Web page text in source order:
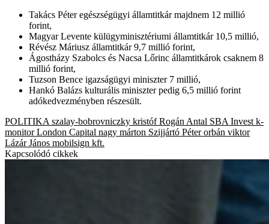
Takács Péter egészségügyi államtitkár majdnem 12 millió
forint,
Magyar Levente külügyminisztériumi államtitkár 10,5 millió,
Révész Máriusz államtitkár 9,7 millió forint,
Ágostházy Szabolcs és Nacsa Lőrinc államtitkárok csaknem 8
millió forint,
Tuzson Bence igazságügyi miniszter 7 millió,
Hankó Balázs kulturális miniszter pedig 6,5 millió forint
adókedvezményben részesült.
POLITIKA szalay-bobrovniczky kristóf Rogán Antal SBA Invest k-
monitor London Capital nagy márton Szijjártó Péter orbán viktor
Lázár János mobilsign kft.
Kapcsolódó cikkek